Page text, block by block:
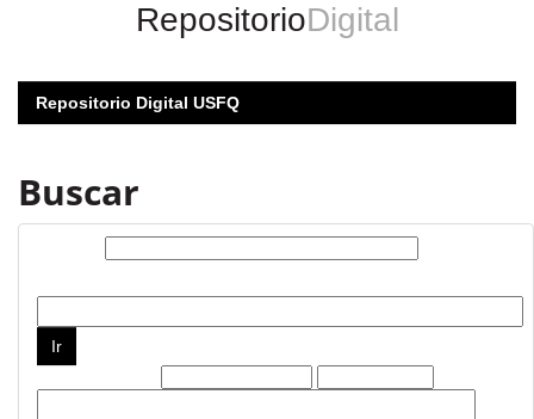
RepositorioDigital
Repositorio Digital USFQ
Buscar